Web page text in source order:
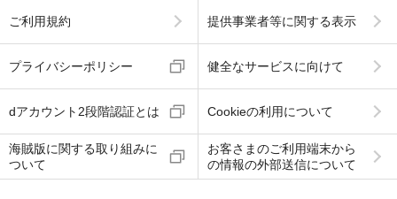
ご利用規約 提供事業者等に関する表示
プライバシーポリシー 健全なサービスに向けて
dアカウント2段階認証とは Cookieの利用について
海賊版に関する取り組みに
ついて
お客さまのご利用端末から
の情報の外部送信について